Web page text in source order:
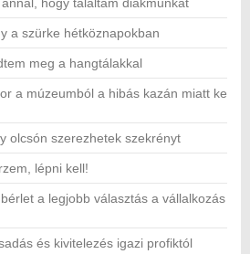
a szürke hétköznapokban
meg a hangtálakkal
a múzeumból a hibás kazán miatt ke
olcsón szerezhetek szekrényt
lépni kell!
a legjobb választás a vállalkozás
és kivitelezés igazi profiktól